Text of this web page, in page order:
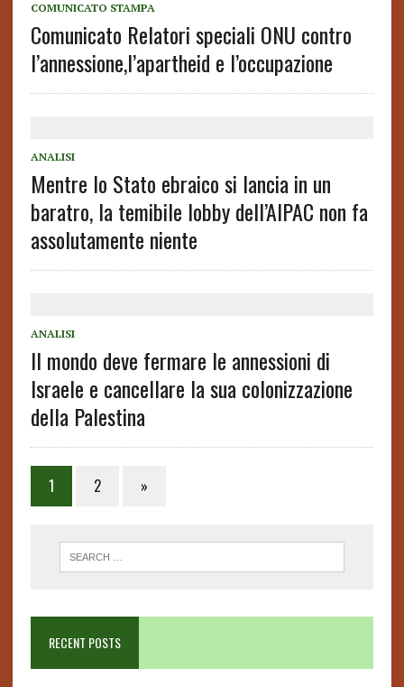
COMUNICATO STAMPA
Comunicato Relatori speciali ONU contro
l’annessione,l’apartheid e l’occupazione
ANALISI
Mentre lo Stato ebraico si lancia in un
baratro, la temibile lobby dell’AIPAC non fa
assolutamente niente
ANALISI
Il mondo deve fermare le annessioni di
Israele e cancellare la sua colonizzazione
della Palestina
1 2 »
RECENT POSTS